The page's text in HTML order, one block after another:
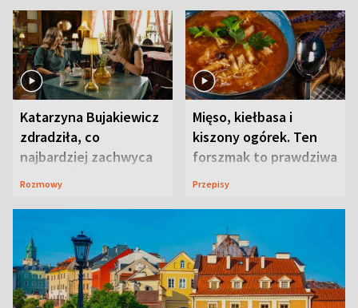
Katarzyna Bujakiewicz
zdradziła, co
najbardziej zachwyca
ją w Lublinie
Rozmowy
Mięso, kiełbasa i
kiszony ogórek. Ten
forszmak to prawdziwa
uczta
Przepisy